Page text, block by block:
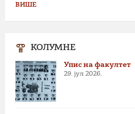
ВИШЕ
КОЛУМНЕ
Упис на факултет
29. јул 2026.